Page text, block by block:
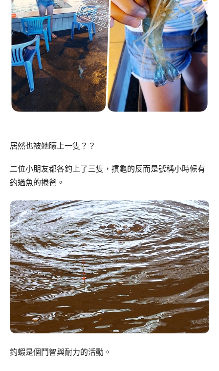
居然也被她矇上一隻？？
二位小朋友都各釣上了三隻，摃龜的反而是號稱小時候有
釣過魚的捲爸。
釣蝦是個鬥智與耐力的活動。